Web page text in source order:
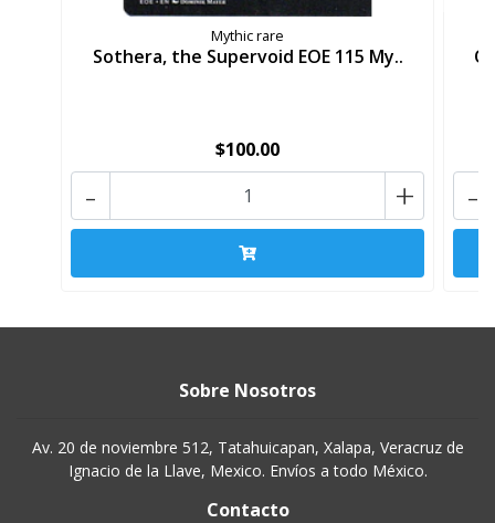
Mythic rare
Sothera, the Supervoid EOE 115 My..
$100.00
+
- -
Sobre Nosotros
Av. 20 de noviembre 512, Tatahuicapan, Xalapa, Veracruz de
Ignacio de la Llave, Mexico. Envíos a todo México.
Contacto